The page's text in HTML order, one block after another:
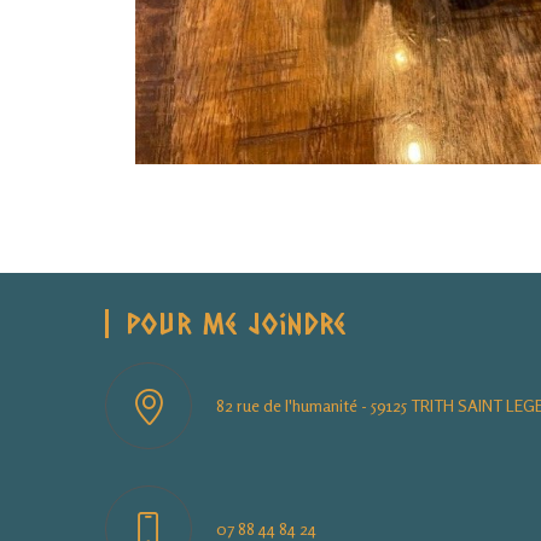
Pour Me Joindre
82 rue de l'humanité - 59125 TRITH SAINT
07 88 44 84 24